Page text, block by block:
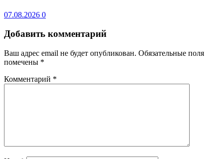
07.08.2026 0
Добавить комментарий
Ваш адрес email не будет опубликован. Обязательные поля
помечены *
Комментарий *